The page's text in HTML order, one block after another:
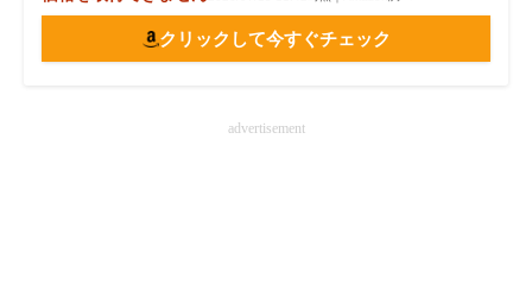
クリックして今すぐチェック
advertisement